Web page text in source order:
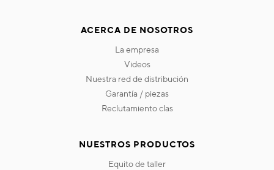
ACERCA DE NOSOTROS
la empresa
videos
nuestra red de distribución
garantía / piezas
reclutamiento clas
NUESTROS PRODUCTOS
equito de taller